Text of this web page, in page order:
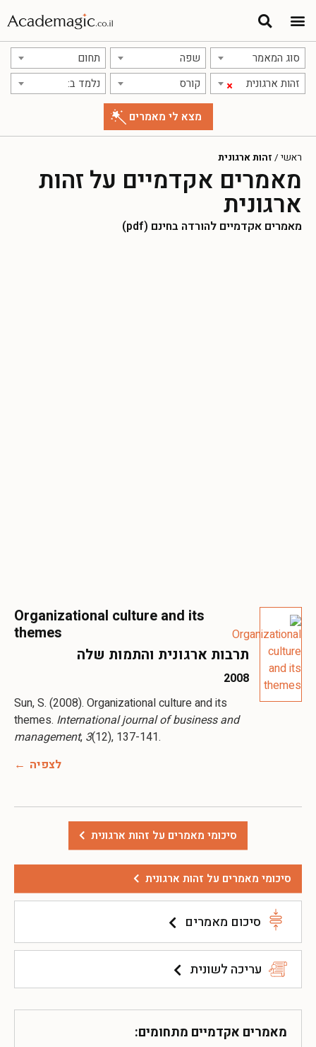
סוג המאמר שפה תחום
× זהות ארגונית קורס נלמד ב:
סיכומי מאמרים על זהות ארגונית
סיכום מאמרים
עריכה לשונית
מאמרים אקדמיים מתחומים:
ראשי / זהות ארגונית
מאמרים אקדמיים על זהות
ארגונית
מאמרים אקדמיים להורדה בחינם (pdf)
Organizational culture and its
themes
תרבות ארגונית והתמות שלה
2008
Sun, S. (2008). Organizational culture and its
themes. International journal of business and
management, 3(12), 137-141.
לצפיה
סיכומי מאמרים על זהות ארגונית